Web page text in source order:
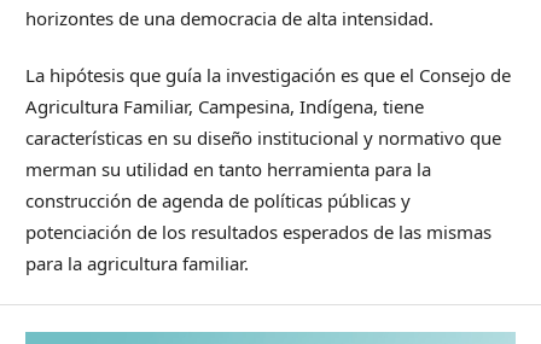
horizontes de una democracia de alta intensidad.
La hipótesis que guía la investigación es que el Consejo de
Agricultura Familiar, Campesina, Indígena, tiene
características en su diseño institucional y normativo que
merman su utilidad en tanto herramienta para la
construcción de agenda de políticas públicas y
potenciación de los resultados esperados de las mismas
para la agricultura familiar.